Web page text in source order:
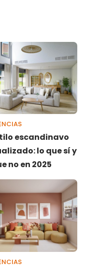
escandinavo
lo que sí y
no en 2025